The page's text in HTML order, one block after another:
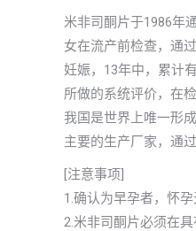
米非司酮片于1986年
女在流产前检查，通
妊娠，13年中，累计
所做的系统评价，在
我国是世界上唯一形
主要的生产厂家，通
[注意事项]
1.确认为早孕者，怀
2.米非司酮片必须在